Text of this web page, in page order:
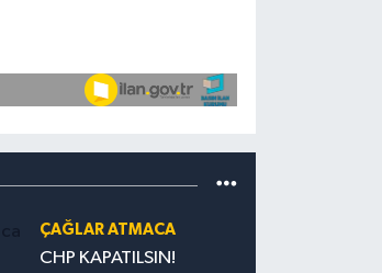
ÇAĞLAR ATMACA
CHP KAPATILSIN!